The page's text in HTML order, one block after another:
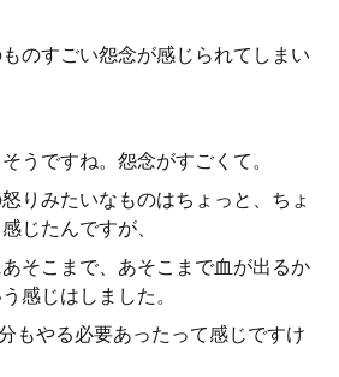
のすごい怨念が感じられてしまい
うですね。怨念がすごくて。
りみたいなものはちょっと、ちょ
じたんですが、
そこまで、あそこまで血が出るか
感じはしました。
もやる必要あったって感じですけ